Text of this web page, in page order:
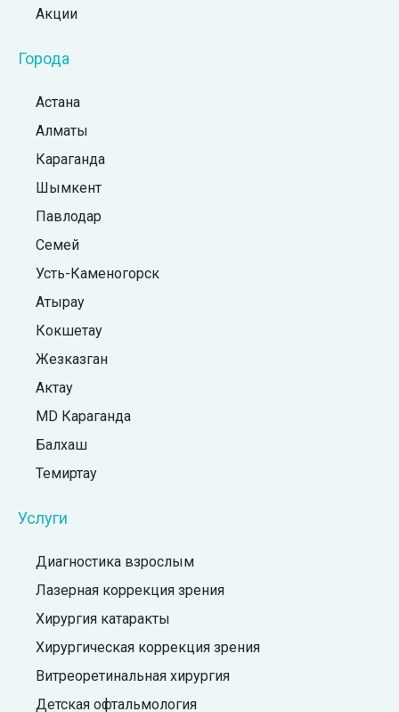
Акции
Города
Астана
Алматы
Караганда
Шымкент
Павлодар
Семей
Усть-Каменогорск
Атырау
Кокшетау
Жезказган
Актау
MD Караганда
Балхаш
Темиртау
Услуги
Диагностика взрослым
Лазерная коррекция зрения
Хирургия катаракты
Хирургическая коррекция зрения
Витреоретинальная хирургия
Детская офтальмология